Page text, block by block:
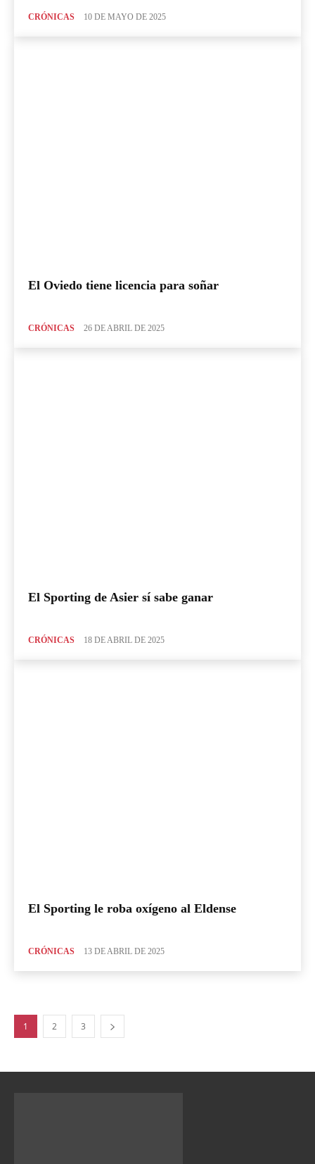
CRÓNICAS 10 DE MAYO DE 2025
El Oviedo tiene licencia para soñar
CRÓNICAS 26 DE ABRIL DE 2025
El Sporting de Asier sí sabe ganar
CRÓNICAS 18 DE ABRIL DE 2025
El Sporting le roba oxígeno al Eldense
CRÓNICAS 13 DE ABRIL DE 2025
1 2 3